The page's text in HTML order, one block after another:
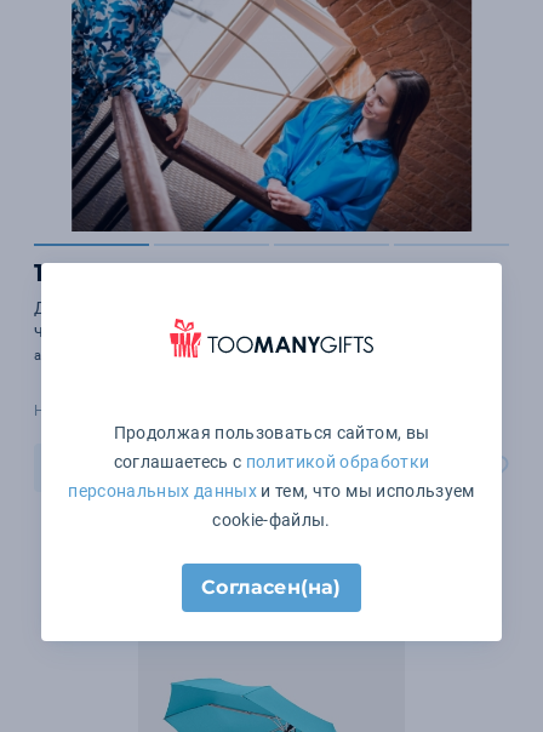
1 840 ₽
Дождевик детский на кнопках бирюза! Складывается в
чехол!
арт. hc0013.01
Наличие уточняйте
В корзину
Продолжая пользоваться сайтом, вы
соглашаетесь с политикой обработки
персональных данныхи тем, что мы используем
cookie-файлы.
Согласен(на)